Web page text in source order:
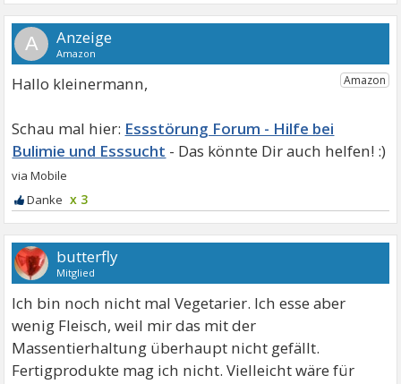
A
Hallo kleinermann,
Essstörung Forum - Hilfe bei
Bulimie und Esssucht
x 3
butterfly
Mitglied
Ich bin noch nicht mal Vegetarier. Ich esse aber
wenig Fleisch, weil mir das mit der
Massentierhaltung überhaupt nicht gefällt.
Fertigprodukte mag ich nicht. Vielleicht wäre für